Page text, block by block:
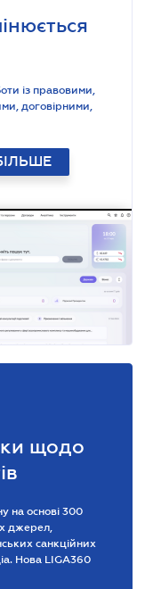
із правовими,
договірними,
щодо
на основі 300
джерел,
санкційних
Нова LIGA360